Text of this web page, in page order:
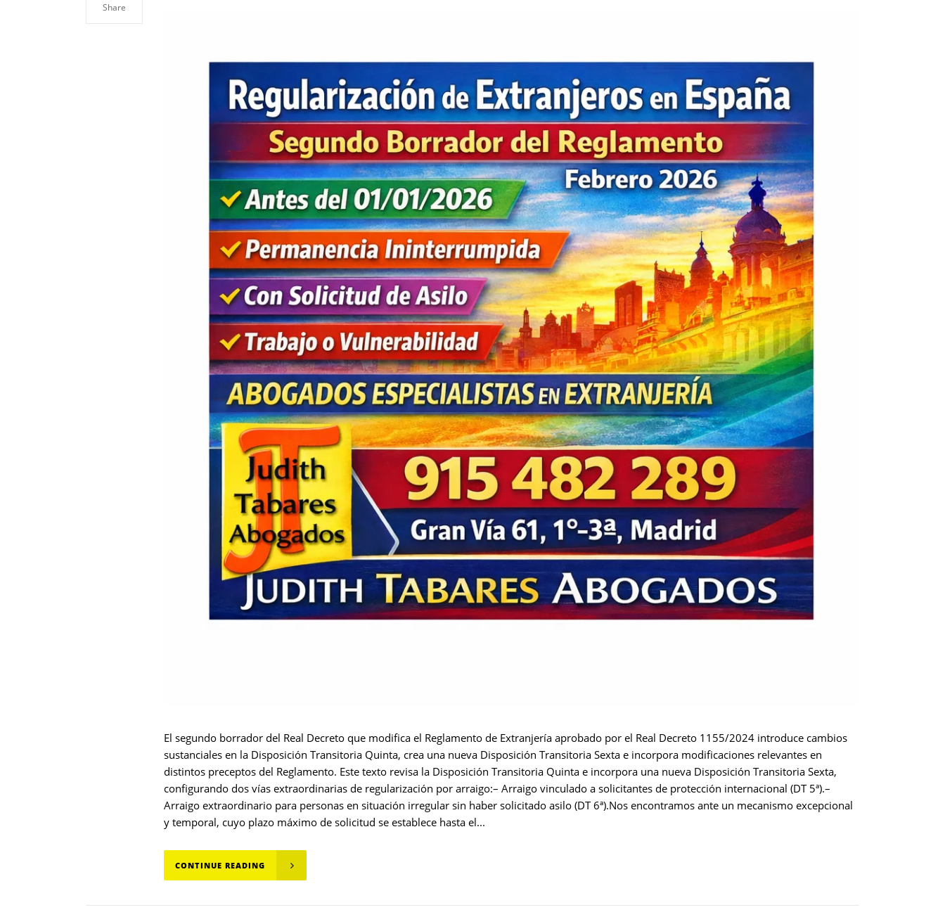
Share
El segundo borrador del Real Decreto que modifica el Reglamento de Extranjería aprobado por el Real Decreto 1155/2024 introduce cambios
sustanciales en la Disposición Transitoria Quinta, crea una nueva Disposición Transitoria Sexta e incorpora modificaciones relevantes en
distintos preceptos del Reglamento. Este texto revisa la Disposición Transitoria Quinta e incorpora una nueva Disposición Transitoria Sexta,
configurando dos vías extraordinarias de regularización por arraigo:– Arraigo vinculado a solicitantes de protección internacional (DT 5ª).–
Arraigo extraordinario para personas en situación irregular sin haber solicitado asilo (DT 6ª).Nos encontramos ante un mecanismo excepcional
y temporal, cuyo plazo máximo de solicitud se establece hasta el...
CONTINUE READING